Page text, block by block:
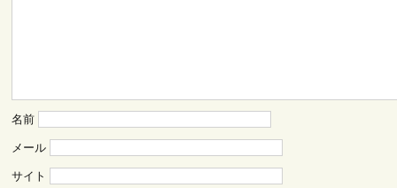
名前
メール
サイト